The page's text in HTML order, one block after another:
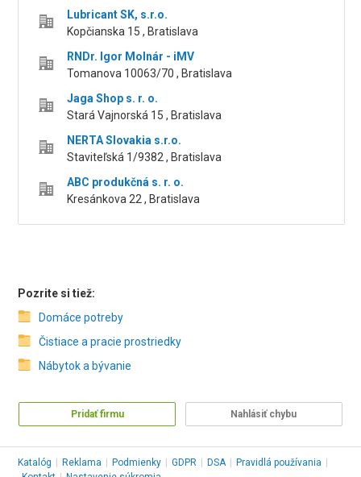
Lubricant SK, s.r.o.
Kopčianska 15 , Bratislava
RNDr. Igor Molnár - iMV
Tomanova 10063/70 , Bratislava
Jaga Shop s. r. o.
Stará Vajnorská 15 , Bratislava
NERTA Slovakia s.r.o.
Staviteľská 1/9382 , Bratislava
ABC produkčná s. r. o.
Kresánkova 22 , Bratislava
Pozrite si tiež:
Domáce potreby
Čistiace a pracie prostriedky
Nábytok a bývanie
Pridať firmu Nahlásiť chybu
Katalóg Reklama Podmienky GDPR DSA Pravidlá používania